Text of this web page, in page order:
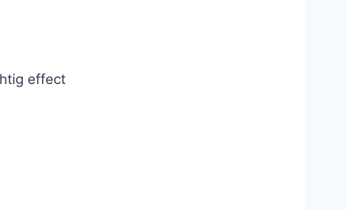
effect